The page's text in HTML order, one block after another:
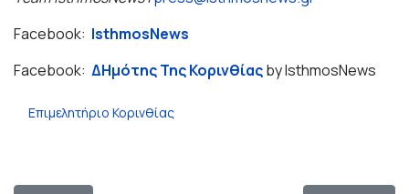
Facebook: IsthmosNews
Facebook: ΔΗμότης Της Κορινθίαςby IsthmosNews
Επιμελητήριο Κορινθίας